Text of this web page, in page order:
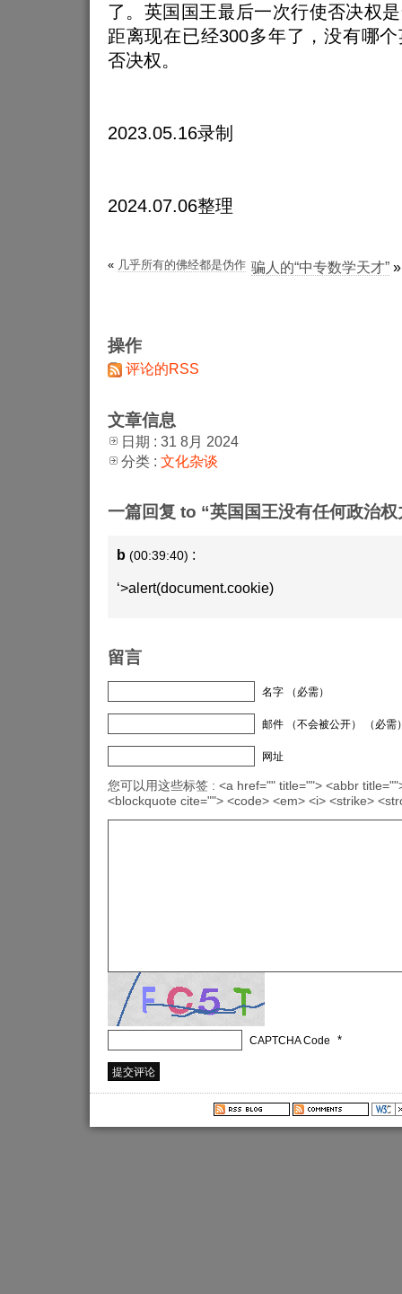
了。英国国王最后一次行使否决权
距离现在已经300多年了，没有哪
否决权。
2023.05.16录制
2024.07.06整理
« 几乎所有的佛经都是伪作 骗人的“中专数学天才” »
操作
评论的RSS
文章信息
日期 : 31 8月 2024
分类 : 文化杂谈
一篇回复 to “英国国王没有任何政治权
b (00:39:40) :
‘>alert(document.cookie)
留言
名字 （必需）
邮件 （不会被公开） （必需
网址
您可以用这些标签 : <a href="" title=""> <abbr
<blockquote cite=""> <code> <em> <i> <strike>
CAPTCHA Code *